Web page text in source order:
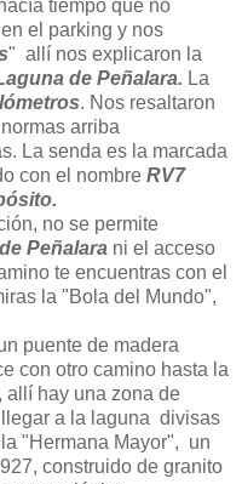
tiempo que no
el parking y nos
" allí nos explicaron la
de Peñalara. La
. Nos resaltaron
arriba
La senda es la marcada
con el nombre RV7
no se permite
Peñalara ni el acceso
te encuentras con el
la "Bola del Mundo",
puente de madera
con otro camino hasta la
allí hay una zona de
a la laguna divisas
"Hermana Mayor", un
construido de granito